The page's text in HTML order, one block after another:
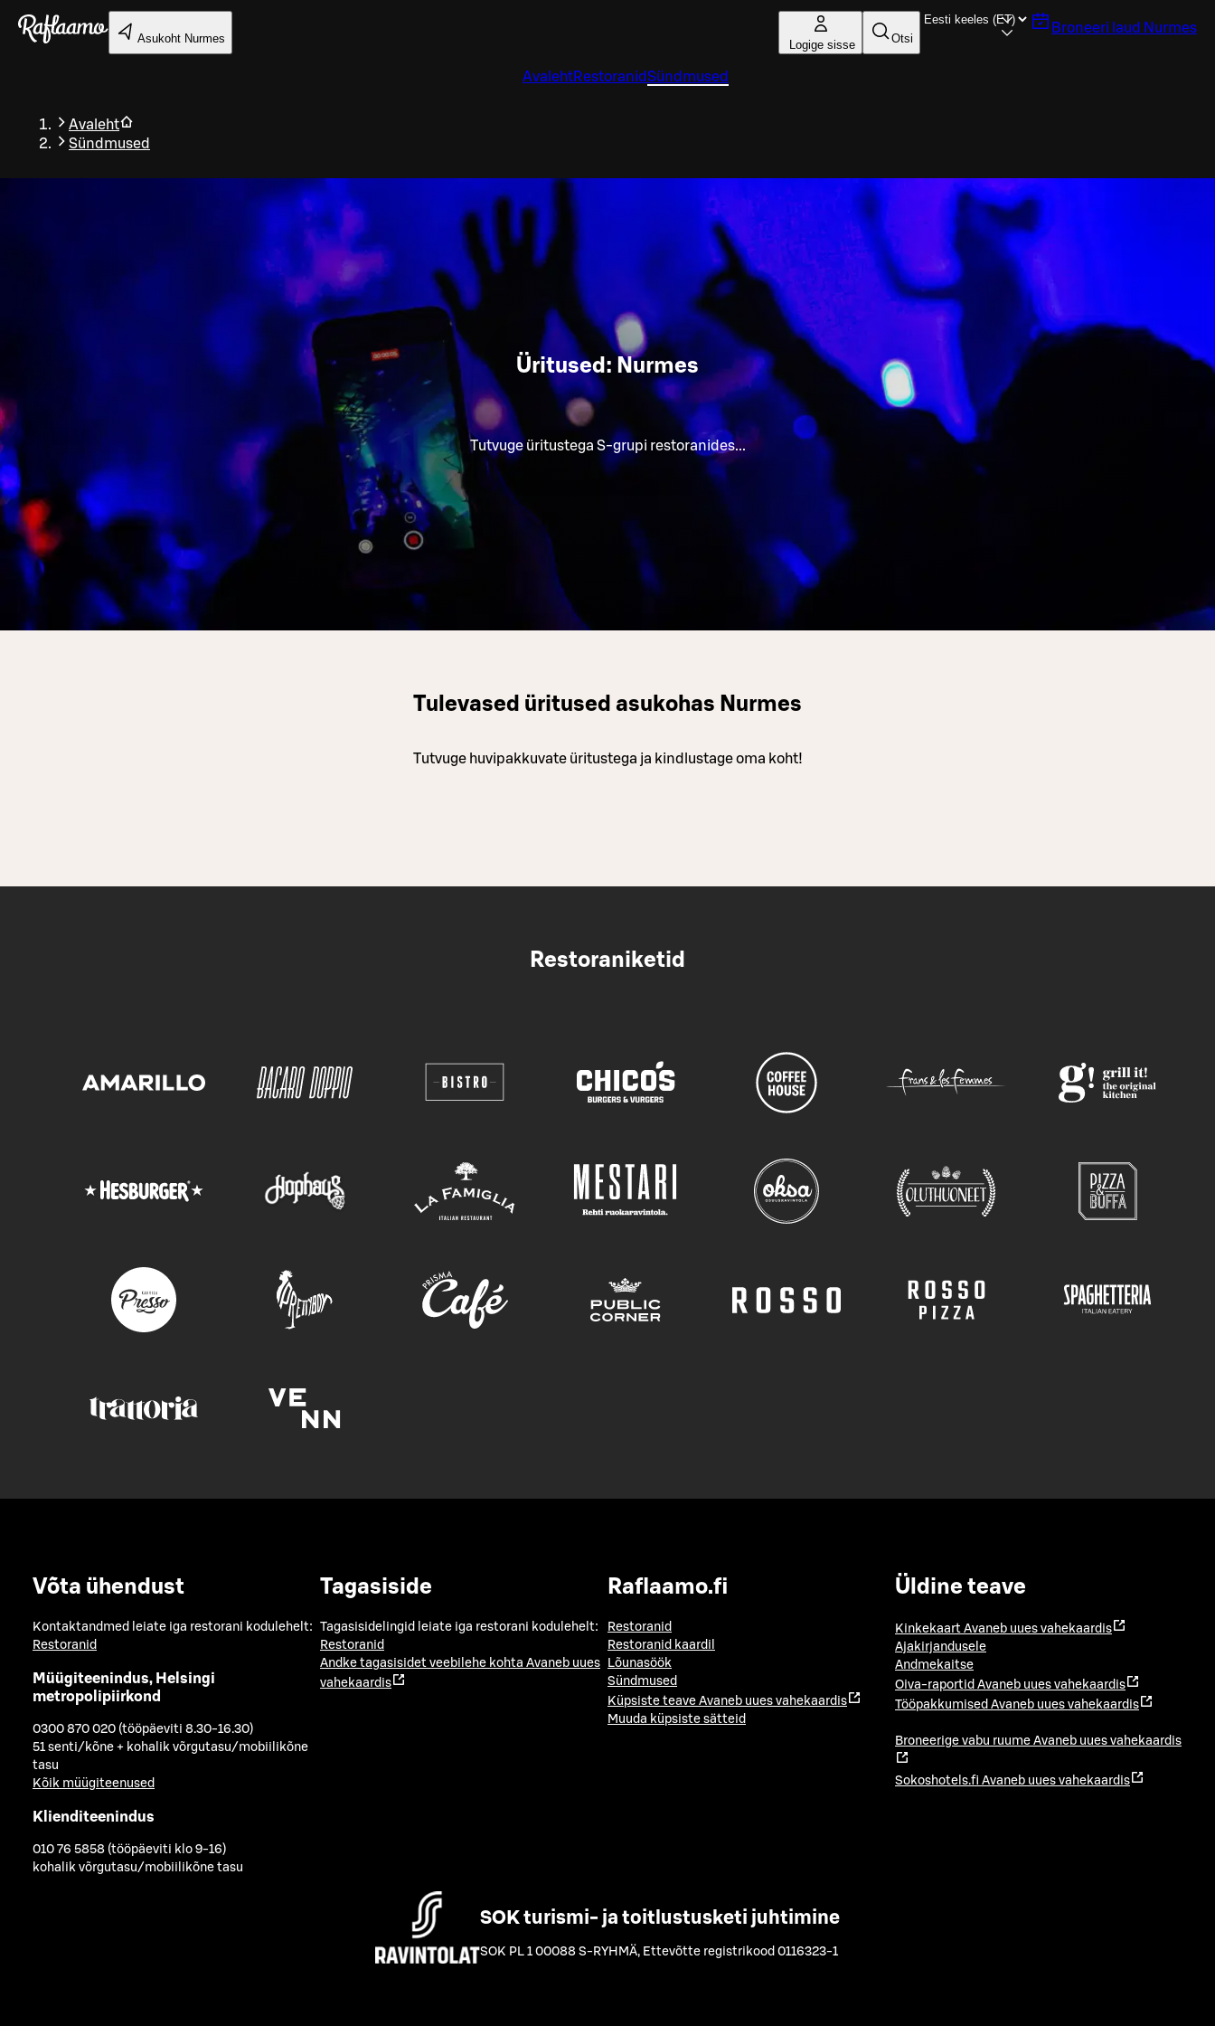
Liigu peamise sisu juurde
Asukoht Nurmes Logige sisse Otsi
Broneeri laud Nurmes
AvalehtRestoranidSündmused
Avaleht
Sündmused
Üritused: Nurmes
Tutvuge üritustega S-grupi restoranides...
Tulevased üritused asukohas Nurmes
Tutvuge huvipakkuvate üritustega ja kindlustage oma koht!
Restoraniketid
Võta ühendust
Kontaktandmed leiate iga restorani kodulehelt:
Restoranid
Müügiteenindus, Helsingi
metropolipiirkond
0300 870 020 (tööpäeviti 8.30-16.30)
51 senti/kõne + kohalik võrgutasu/mobiilikõne
tasu
Kõik müügiteenused
Klienditeenindus
010 76 5858 (tööpäeviti klo 9-16)
kohalik võrgutasu/mobiilikõne tasu
Tagasiside
Tagasisidelingid leiate iga restorani kodulehelt:
Restoranid
Andke tagasisidet veebilehe kohta Avaneb uues
vahekaardis
Raflaamo.fi
Restoranid
Restoranid kaardil
Lõunasöök
Sündmused
Küpsiste teave Avaneb uues vahekaardis
Muuda küpsiste sätteid
Üldine teave
Kinkekaart Avaneb uues vahekaardis
Ajakirjandusele
Andmekaitse
Oiva-raportid Avaneb uues vahekaardis
Tööpakkumised Avaneb uues vahekaardis
Broneerige vabu ruume Avaneb uues vahekaardis
Sokoshotels.fi Avaneb uues vahekaardis
SOK turismi- ja toitlustusketi juhtimine
SOK PL 1 00088 S-RYHMÄ, Ettevõtte registrikood 0116323-1